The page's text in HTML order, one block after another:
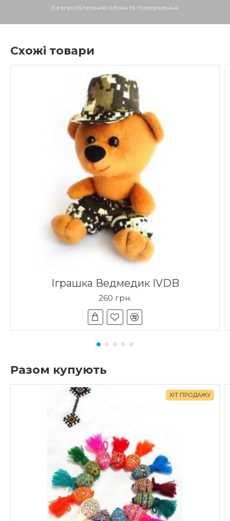
Безпроблемний обмін та повернення
Схожі товари
Іграшка Ведмедик IVDB
260 грн.
Разом купують
ХІТ ПРОДАЖУ